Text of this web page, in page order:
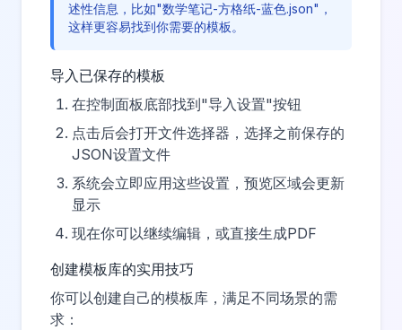
述性信息，比如"数学笔记-方格纸-蓝色.json"，
这样更容易找到你需要的模板。
导入已保存的模板
在控制面板底部找到"导入设置"按钮
点击后会打开文件选择器，选择之前保存的
JSON设置文件
系统会立即应用这些设置，预览区域会更新
显示
现在你可以继续编辑，或直接生成PDF
创建模板库的实用技巧
你可以创建自己的模板库，满足不同场景的需
求：